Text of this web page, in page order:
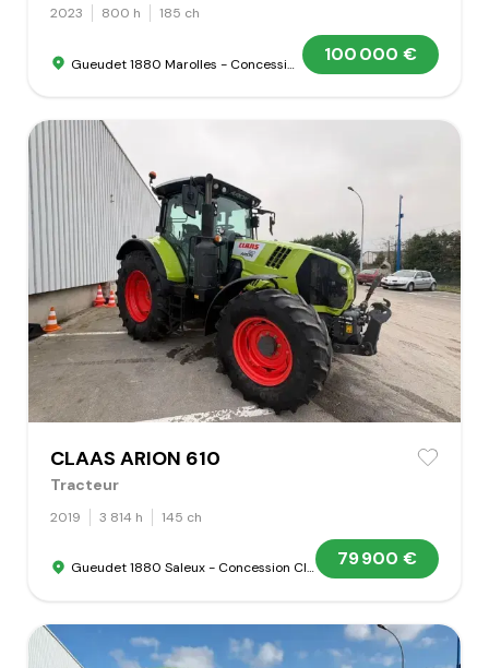
2023 800 h 185 ch
Gueudet 1880 Marolles - Concession Claas 100 000 €
CLAAS ARION 610
Tracteur
2019 3 814 h 145 ch
Gueudet 1880 Saleux - Concession Claas 79 900 €